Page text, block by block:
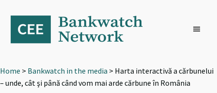
primary
navigation
content
footer
Home > Bankwatch in the media > Harta interactivă a cărbunelui
– unde, cât şi până când vom mai arde cărbune în România